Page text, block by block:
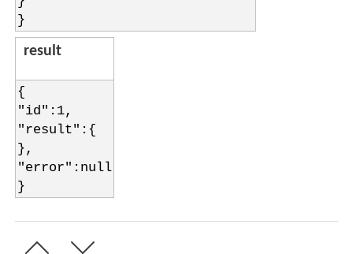
}
result
{
"id":1,
"result":{
},
"error":null
}